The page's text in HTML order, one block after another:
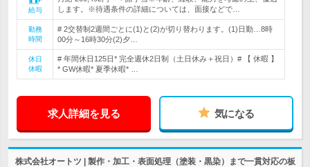
給与
します。※待遇条件の詳細については、面接などで…
勤務
時間
# 2交替制2週間ごとに(1)と(2)が切り替わります。(1)日勤…8時
00分～16時30分(2)夕…
休日
休暇
# 年間休日125日* 完全週休2日制（土日休み＋祝日）# 【 休暇 】
* GW休暇* 夏季休暇* …
求人詳細を見る 気になる
株式会社オートツ | 製作・加工・表面処理（塗装・黒染）まで一貫対応の板